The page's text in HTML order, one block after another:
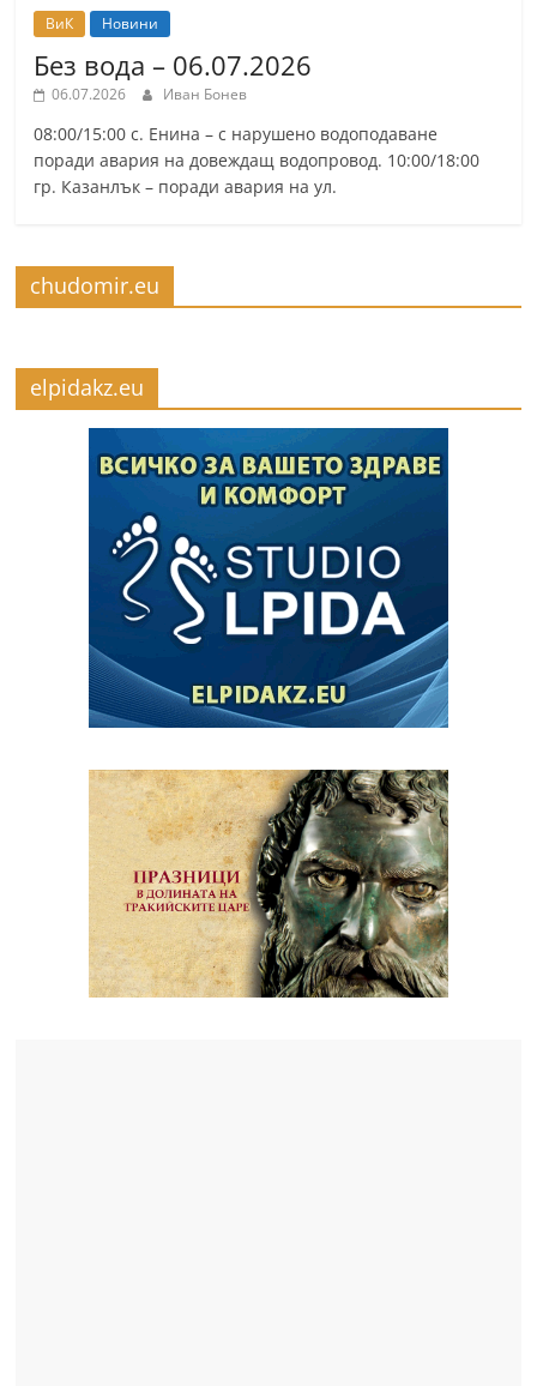
ВиК Новини
Без вода – 06.07.2026
06.07.2026 Иван Бонев
08:00/15:00 с. Енина – с нарушено водоподаване
поради авария на довеждащ водопровод. 10:00/18:00
гр. Казанлък – поради авария на ул.
chudomir.eu
elpidakz.eu